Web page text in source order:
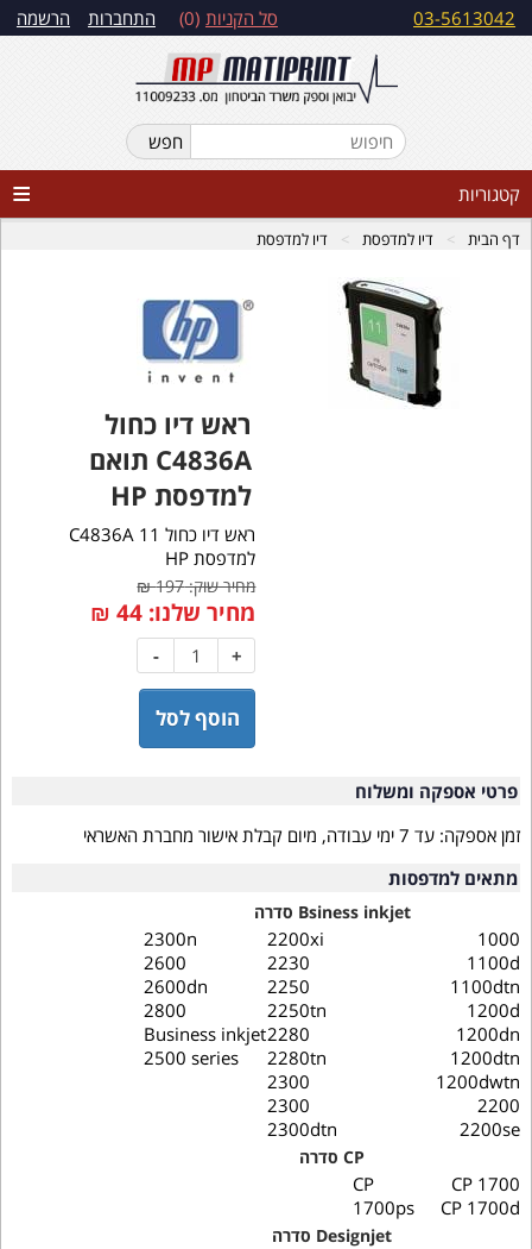
התחברות הרשמה סל הקניות 0 03-5613042
קטגוריות
דף הבית דיו למדפסת דיו למדפסת
ראש דיו כחול
C4836A תואם
למדפסת HP
ראש דיו כחול 11 C4836A
למדפסת HP
מחיר שוק: 197 ₪
מחיר שלנו: 44
₪
+
-
הוסף לסל
פרטי אספקה ומשלוח
זמן אספקה: עד 7 ימי עבודה, מיום קבלת אישור מחברת האשראי
מתאים למדפסות
Bsiness inkjet סדרה
1000
1100d
1100dtn
1200d
1200dn
1200dtn
1200dwtn
2200
2200se
2200xi
2230
2250
2250tn
2280
2280tn
2300
2300
2300dtn
2300n
2600
2600dn
2800
Business inkjet
2500 series
CP סדרה
CP 1700
CP 1700d
CP
1700ps
Designjet סדרה